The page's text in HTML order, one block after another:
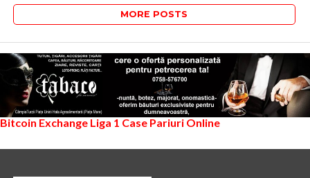
MORE POSTS
Bitcoin Exchange Liga 1 Case Pariuri Online